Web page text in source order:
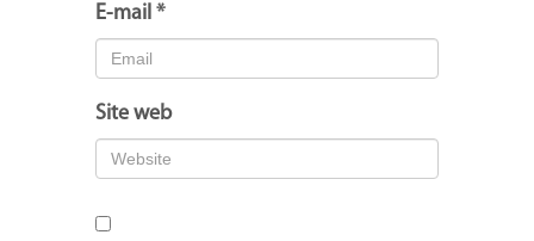
E-mail *
Site web